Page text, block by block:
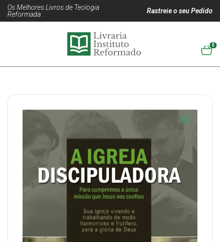
Os Melhores Livros de Teologia
Reformada
Rastreie o seu Pedido
0